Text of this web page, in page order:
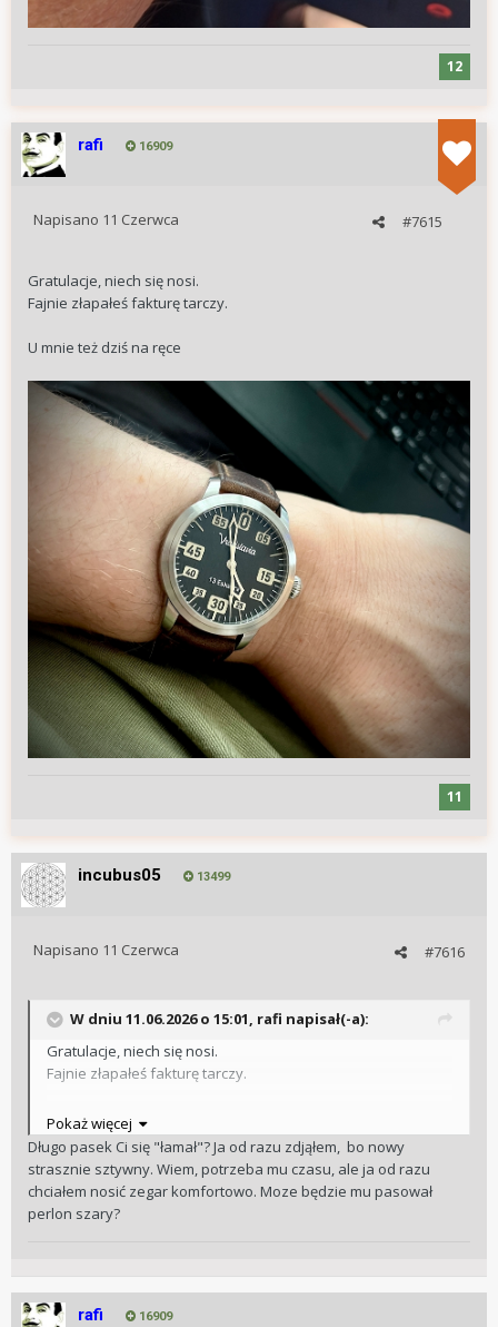
12
rafi 16909
#7615
Napisano 11 Czerwca
Gratulacje, niech się nosi.
Fajnie złapałeś fakturę tarczy.
U mnie też dziś na ręce
11
incubus05 13499
#7616
Napisano 11 Czerwca
W dniu 11.06.2026 o 15:01, rafi napisał(-a):
Gratulacje, niech się nosi.
Fajnie złapałeś fakturę tarczy.
U mnie też dziś na ręce
Pokaż więcej
Długo pasek Ci się "łamał"? Ja od razu zdjąłem, bo nowy
strasznie sztywny. Wiem, potrzeba mu czasu, ale ja od razu
chciałem nosić zegar komfortowo. Moze będzie mu pasował
perlon szary?
rafi 16909